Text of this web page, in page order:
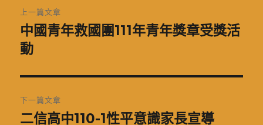
章
導
覽
上一篇文章
上
一
文
章:
中國青年救國團111年青年獎章受獎活
動
下一篇文章
下
二信高中110-1性平意識家長宣導